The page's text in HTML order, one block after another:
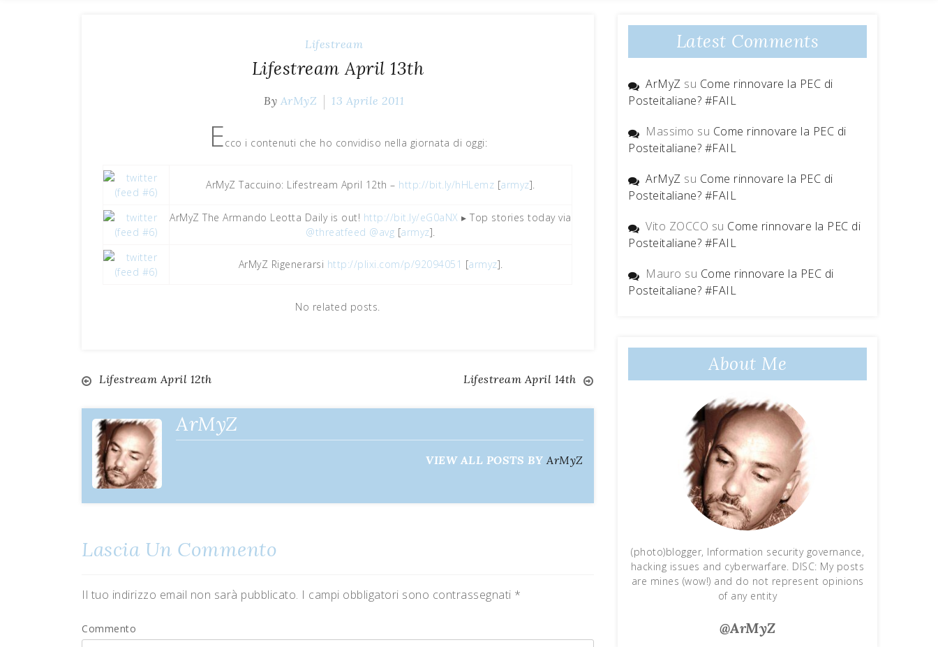
Lifestream
Lifestream April 13th
By ArMyZ 13 Aprile 2011
Ecco i contenuti che ho convidiso nella giornata di oggi:
ArMyZ Taccuino: Lifestream April 12th – http://bit.ly/hHLemz [armyz].
ArMyZ The Armando Leotta Daily is out! http://bit.ly/eG0aNX ▸ Top stories today via
@threatfeed @avg [armyz].
ArMyZ Rigenerarsi http://plixi.com/p/92094051 [armyz].
No related posts.
Navigazione
articoli
Lifestream April 12th Lifestream April 14th
ArMyZ
VIEW ALL POSTS BYArMyZ
Lascia Un Commento
Il tuo indirizzo email non sarà pubblicato. I campi obbligatori sono contrassegnati *
Commento
Latest Comments
ArMyZ su Come rinnovare la PEC di
Posteitaliane? #FAIL
Massimo su Come rinnovare la PEC di
Posteitaliane? #FAIL
ArMyZ su Come rinnovare la PEC di
Posteitaliane? #FAIL
Vito ZOCCO su Come rinnovare la PEC di
Posteitaliane? #FAIL
Mauro su Come rinnovare la PEC di
Posteitaliane? #FAIL
About Me
(photo)blogger, Information security governance,
hacking issues and cyberwarfare. DISC: My posts
are mines (wow!) and do not represent opinions
of any entity
@ArMyZ